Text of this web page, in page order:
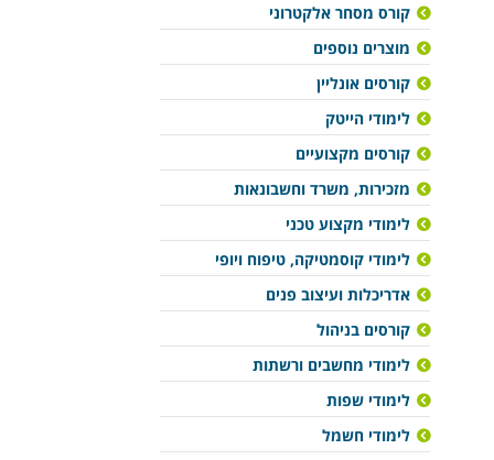
קורס מסחר אלקטרוני
מוצרים נוספים
קורסים אונליין
לימודי הייטק
קורסים מקצועיים
מזכירות, משרד וחשבונאות
לימודי מקצוע טכני
לימודי קוסמטיקה, טיפוח ויופי
אדריכלות ועיצוב פנים
קורסים בניהול
לימודי מחשבים ורשתות
לימודי שפות
לימודי חשמל